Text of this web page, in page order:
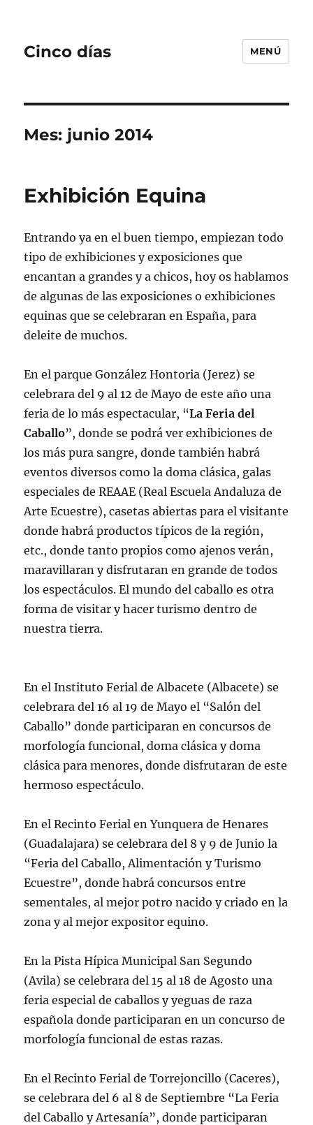
Cinco días MENÚ
Mes: junio 2014
Exhibición Equina
Entrando ya en el buen tiempo, empiezan todo
tipo de exhibiciones y exposiciones que
encantan a grandes y a chicos, hoy os hablamos
de algunas de las exposiciones o exhibiciones
equinas que se celebraran en España, para
deleite de muchos.
En el parque González Hontoria (Jerez) se
celebrara del 9 al 12 de Mayo de este año una
feria de lo más espectacular, “La Feria del
Caballo”, donde se podrá ver exhibiciones de
los más pura sangre, donde también habrá
eventos diversos como la doma clásica, galas
especiales de REAAE (Real Escuela Andaluza de
Arte Ecuestre), casetas abiertas para el visitante
donde habrá productos típicos de la región,
etc., donde tanto propios como ajenos verán,
maravillaran y disfrutaran en grande de todos
los espectáculos. El mundo del caballo es otra
forma de visitar y hacer turismo dentro de
nuestra tierra.
En el Instituto Ferial de Albacete (Albacete) se
celebrara del 16 al 19 de Mayo el “Salón del
Caballo” donde participaran en concursos de
morfología funcional, doma clásica y doma
clásica para menores, donde disfrutaran de este
hermoso espectáculo.
En el Recinto Ferial en Yunquera de Henares
(Guadalajara) se celebrara del 8 y 9 de Junio la
“Feria del Caballo, Alimentación y Turismo
Ecuestre”, donde habrá concursos entre
sementales, al mejor potro nacido y criado en la
zona y al mejor expositor equino.
En la Pista Hípica Municipal San Segundo
(Avila) se celebrara del 15 al 18 de Agosto una
feria especial de caballos y yeguas de raza
española donde participaran en un concurso de
morfología funcional de estas razas.
En el Recinto Ferial de Torrejoncillo (Caceres),
se celebrara del 6 al 8 de Septiembre “La Feria
del Caballo y Artesanía”, donde participaran